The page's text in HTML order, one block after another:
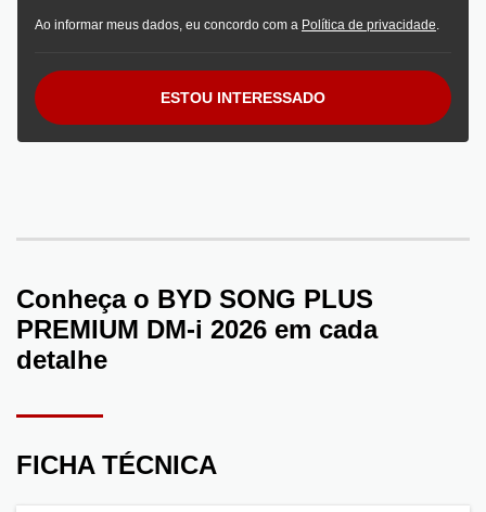
Ao informar meus dados, eu concordo com a Política de privacidade
ESTOU INTERESSADO
Conheça o BYD SONG PLUS
PREMIUM DM-i 2026 em cada
detalhe
FICHA TÉCNICA